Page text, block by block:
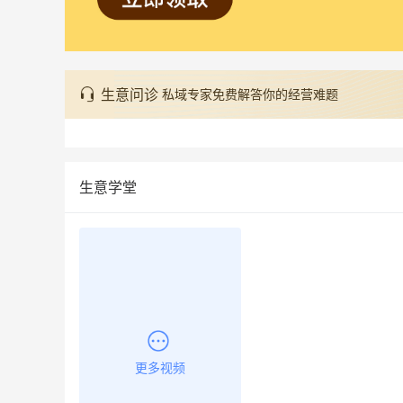
生意问诊 私域专家免费解答你的经营难题
生意学堂
更多视频